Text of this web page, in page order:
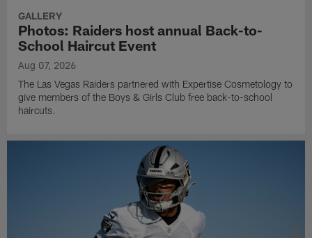
GALLERY
Photos: Raiders host annual Back-to-
School Haircut Event
Aug 07, 2026
The Las Vegas Raiders partnered with Expertise Cosmetology to
give members of the Boys & Girls Club free back-to-school
haircuts.